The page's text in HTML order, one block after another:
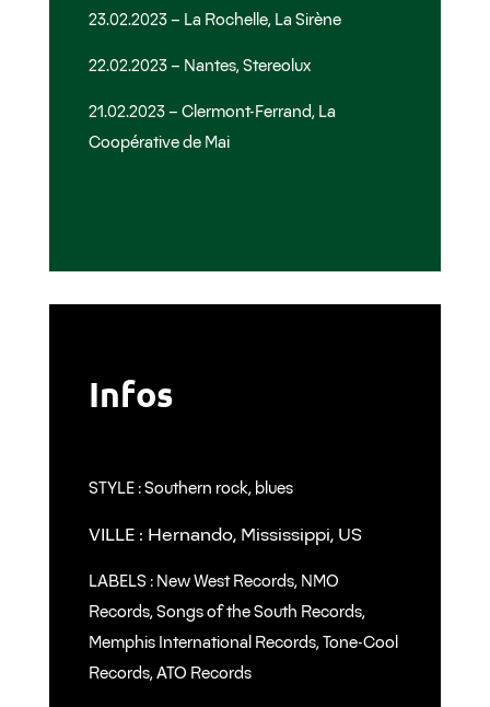
23.02.2023 – La Rochelle, La Sirène
22.02.2023 – Nantes, Stereolux
21.02.2023 – Clermont-Ferrand, La
Coopérative de Mai
Infos
STYLE : Southern rock, blues
VILLE : Hernando, Mississippi, US
LABELS : New West Records, NMO
Records, Songs of the South Records,
Memphis International Records, Tone-Cool
Records, ATO Records